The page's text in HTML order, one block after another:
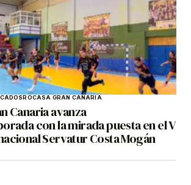
ROCASA GRAN CANARIA
Canaria avanza
con la mirada puesta en el V
Servatur Costa Mogán